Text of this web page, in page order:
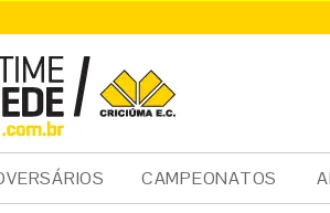
CAMPEONATOS